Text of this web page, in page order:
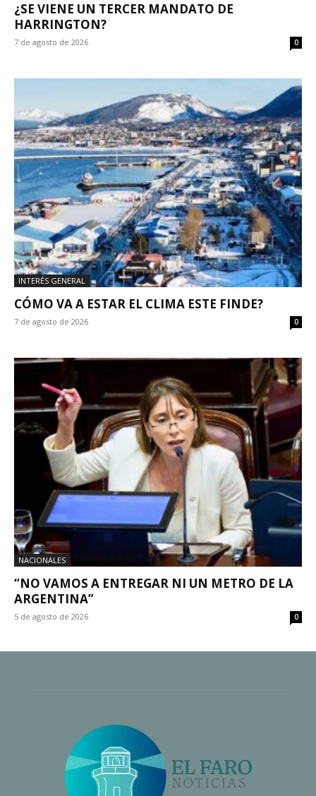
¿SE VIENE UN TERCER MANDATO DE
HARRINGTON?
7 de agosto de 2026 0
INTERÉS GENERAL
CÓMO VA A ESTAR EL CLIMA ESTE FINDE?
7 de agosto de 2026 0
NACIONALES
“NO VAMOS A ENTREGAR NI UN METRO DE LA
ARGENTINA”
5 de agosto de 2026 0